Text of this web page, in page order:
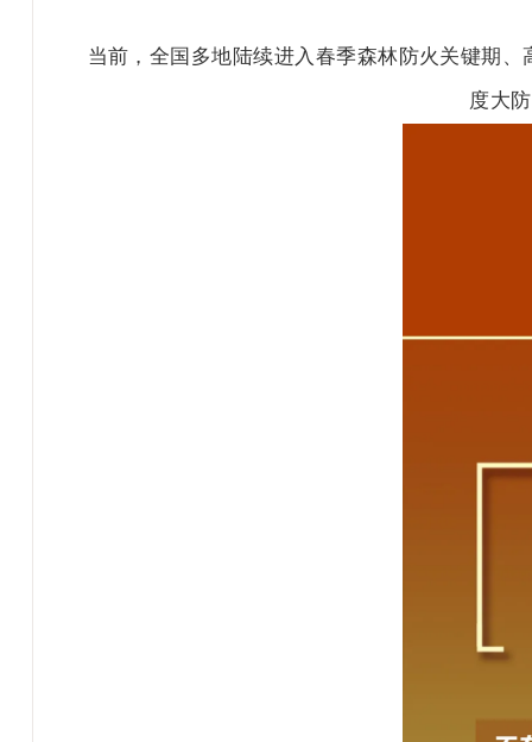
当前，全国多地陆续进入春季森林防火关键期
度大